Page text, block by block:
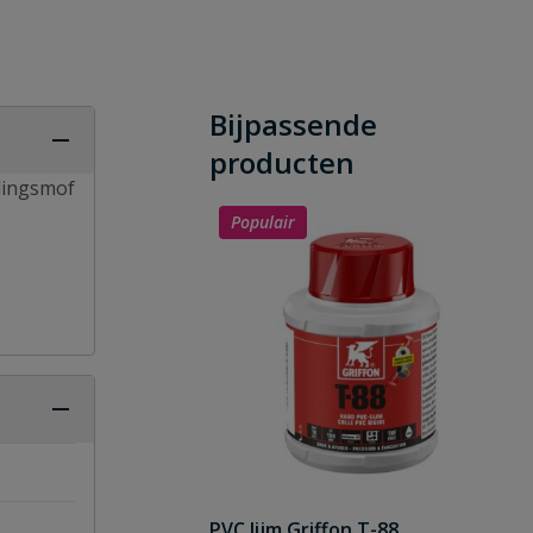
Bijpassende
producten
Populair